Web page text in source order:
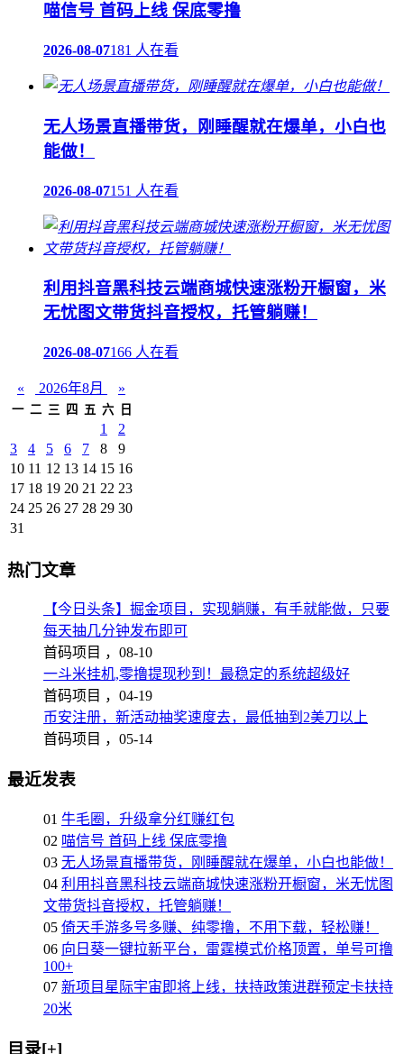
喵信号 首码上线 保底零撸
2026-08-07181 人在看
无人场景直播带货，刚睡醒就在爆单，小白也
能做！
2026-08-07151 人在看
利用抖音黑科技云端商城快速涨粉开橱窗，米
无忧图文带货抖音授权，托管躺赚！
2026-08-07166 人在看
« 2026年8月 »
一 二 三 四 五 六 日
1
2
3
4 5 6 7 8
9
10 11 12 13 14 15 16
17 18 19 20 21 22 23
24 25 26 27 28 29 30
31
热门文章
【今日头条】掘金项目，实现躺赚，有手就能做，只要
每天抽几分钟发布即可
首码项目 ， 08-10
一斗米挂机,零撸提现秒到！最稳定的系统超级好
首码项目 ， 04-19
币安注册，新活动抽奖速度去，最低抽到2美刀以上
首码项目 ， 05-14
最近发表
01 牛毛圈，升级拿分红赚红包
02 喵信号 首码上线 保底零撸
03 无人场景直播带货，刚睡醒就在爆单，小白也能做！
04 利用抖音黑科技云端商城快速涨粉开橱窗，米无忧图
文带货抖音授权，托管躺赚！
05 倚天手游多号多赚、纯零撸，不用下载，轻松赚！
06 向日葵一键拉新平台，雷霆模式价格顶置，单号可撸
100+
07 新项目星际宇宙即将上线，扶持政策进群预定卡扶持
20米
目录[+]